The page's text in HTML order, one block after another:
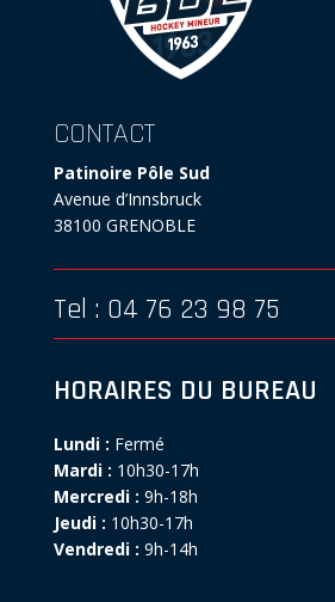
CONTACT
Patinoire Pôle Sud
Avenue d’Innsbruck
38100 GRENOBLE
Tel : 04 76 23 98 75
HORAIRES DU BUREAU
Lundi : Fermé
Mardi : 10h30-17h
Mercredi : 9h-18h
Jeudi : 10h30-17h
Vendredi : 9h-14h